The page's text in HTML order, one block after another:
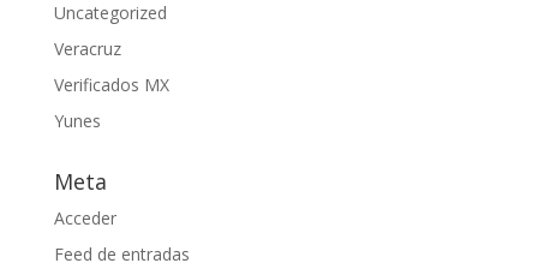
Uncategorized
Veracruz
Verificados MX
Yunes
Meta
Acceder
Feed de entradas